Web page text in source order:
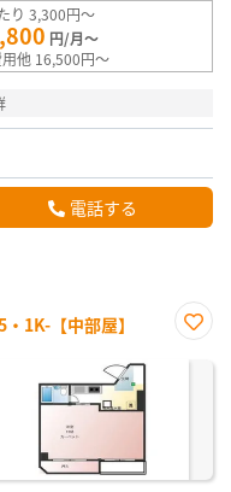
り 3,300円～
円/月～
他 16,500円～
電話する
1K-【中部屋】
に入